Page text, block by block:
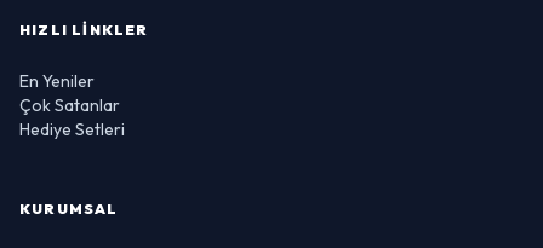
HIZLI LINKLER
En Yeniler
Çok Satanlar
Hediye Setleri
KURUMSAL